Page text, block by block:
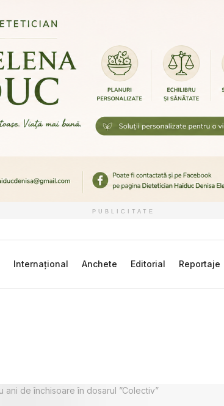
PUBLICITATE
Internațional Anchete Editorial Reportaje